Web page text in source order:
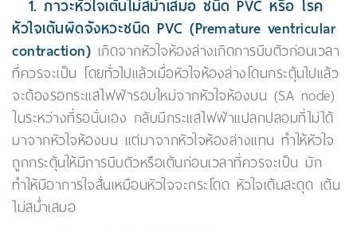
1. ภาวะหัวใจเต้นไม่สม่ำเสมอ ชนิด PVC หรือ โรค
หัวใจเต้นผิดจังหวะชนิด PVC (Premature ventricular
contraction) เกิดจากหัวใจห้องล่างเกิดการบีบตัวก่อนเวลา
ที่ควรจะเป็น โดยทั่วไปแล้วเมื่อหัวใจห้องล่างโดนกระตุ้นไปแล้ว
จะต้องรอกระแสไฟฟ้ารอบใหม่จากหัวใจห้องบน (SA node)
ในระหว่างที่รอนั่นเอง กลับมีกระแสไฟฟ้าแปลกปลอมที่ไม่ได้
มาจากหัวใจห้องบน แต่มาจากหัวใจห้องล่างแทน ทำให้หัวใจ
ถูกกระตุ้นให้มีการบีบตัวหรือเต้นก่อนเวลาที่ควรจะเป็น มัก
ทำให้มีอาการใจสั่นเหมือนหัวใจจะกระโดด หัวใจเต้นสะดุด เต้น
ไม่สม่ำเสมอ